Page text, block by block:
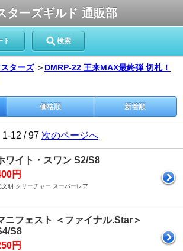
ターズギルド 通販部
ト 検索
ターズ ＞ DMRP-22 王来MAX最終弾 切札！
価格順 新着順
1-12 / 97 次のページへ
ワイト・スワン S2/S8
円
文明 クリーチャー スーパーレア
ニフェスト ＜ファイナル.Star＞
S8
円